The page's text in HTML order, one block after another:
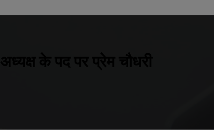
के पद पर प्रेम चौधरी